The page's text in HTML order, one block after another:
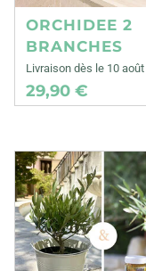
ORCHIDEE 2
BRANCHES
Livraison dès le 10 août
29,90 €